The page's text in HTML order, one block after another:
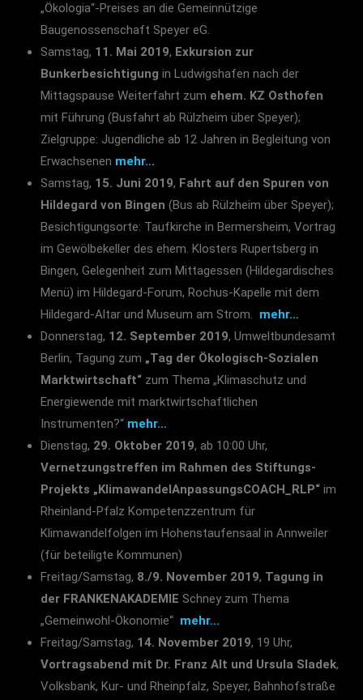
„Ökologia“-Preises an die Gemeinnützige
Baugenossenschaft Speyer eG.
Samstag, 11. Mai 2019, Exkursion zur
Bunkerbesichtigung in Ludwigshafen nach der
Mittagspause Weiterfahrt zum ehem. KZ Osthofen
mit Führung (Busfahrt ab Rülzheim über Speyer);
Zielgruppe: Jugendliche ab 12 Jahren in Begleitung von
Erwachsenen mehr…
Samstag, 15. Juni 2019, Fahrt auf den Spuren von
Hildegard von Bingen (Bus ab Rülzheim über Speyer);
Besichtigungsorte: Taufkirche in Bermersheim, Vortrag
im Gewölbekeller des ehem. Klosters Rupertsberg in
Bingen, Gelegenheit zum Mittagessen (Hildegardisches
Menü) im Hildegard-Forum, Rochus-Kapelle mit dem
Hildegard-Altar und Museum am Strom. mehr…
Donnerstag, 12. September 2019, Umweltbundesamt
Berlin, Tagung zum „Tag der Ökologisch-Sozialen
Marktwirtschaft“ zum Thema „Klimaschutz und
Energiewende mit marktwirtschaftlichen
Instrumenten?“ mehr…
Dienstag, 29. Oktober 2019, ab 10:00 Uhr,
Vernetzungstreffen im Rahmen des Stiftungs-
Projekts „KlimawandelAnpassungsCOACH_RLP“ im
Rheinland-Pfalz Kompetenzzentrum für
Klimawandelfolgen im Hohenstaufensaal in Annweiler
(für beteiligte Kommunen)
Freitag/Samstag, 8./9. November 2019, Tagung in
der FRANKENAKADEMIE Schney zum Thema
„Gemeinwohl-Ökonomie“ mehr…
Freitag/Samstag, 14. November 2019, 19 Uhr,
Vortragsabend mit Dr. Franz Alt und Ursula Sladek,
Volksbank, Kur- und Rheinpfalz, Speyer, Bahnhofstraße